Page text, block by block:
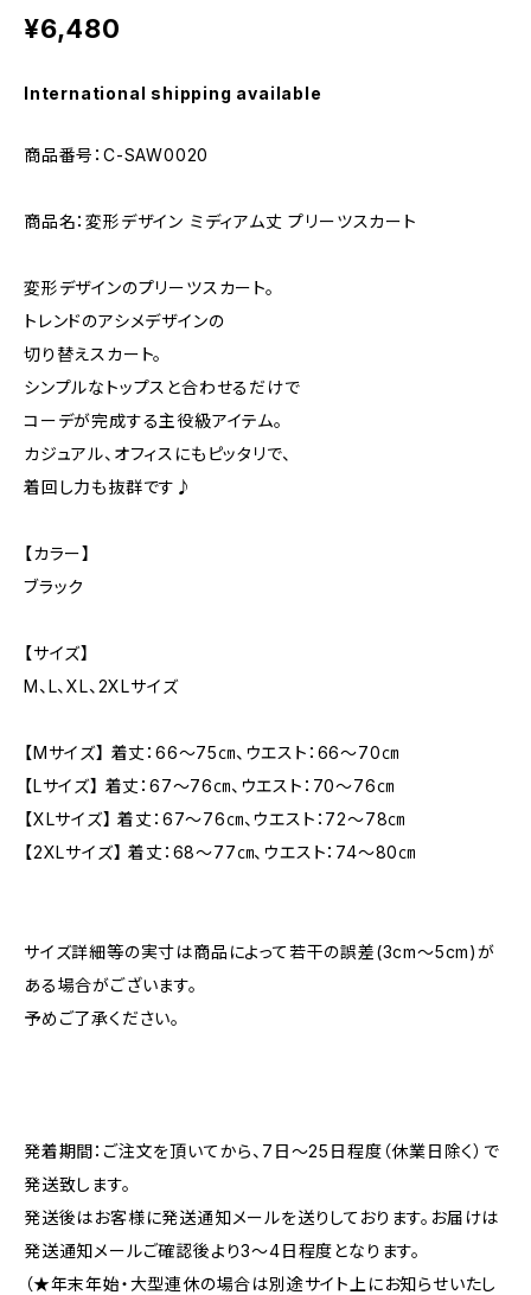
¥6,480
International shipping available
商品番号：C-SAW0020
商品名：変形デザイン ミディアム丈 プリーツスカート
変形デザインのプリーツスカート。
トレンドのアシメデザインの
切り替えスカート。
シンプルなトップスと合わせるだけで
コーデが完成する主役級アイテム。
カジュアル、オフィスにもピッタリで、
着回し力も抜群です♪
【カラー】
ブラック
【サイズ】
M、L、XL、2XLサイズ
【Mサイズ】 着丈：66〜75㎝、ウエスト：66〜70㎝
【Lサイズ】 着丈：67〜76㎝、ウエスト：70〜76㎝
【XLサイズ】 着丈：67〜76㎝、ウエスト：72〜78㎝
【2XLサイズ】 着丈：68〜77㎝、ウエスト：74〜80㎝
サイズ詳細等の実寸は商品によって若干の誤差(3cm〜5cm)が
ある場合がございます。
予めご了承ください。
発着期間：ご注文を頂いてから、7日〜25日程度（休業日除く）で
発送致します。
発送後はお客様に発送通知メールを送りしております。お届けは
発送通知メールご確認後より3〜4日程度となります。
（★年末年始・大型連休の場合は別途サイト上にお知らせいたし